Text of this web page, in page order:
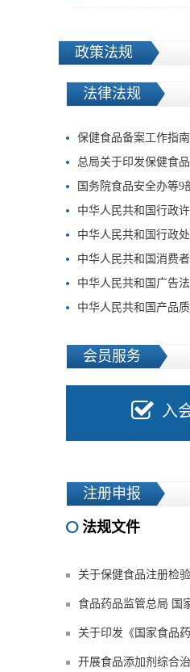
政策法规
法律法规
保健食品备案工作指南
总局关于印发保健食品
国务院食品安全办等9部门关于印发
中华人民共和国行政
中华人民共和国行政
中华人民共和国消费
中华人民共和国广告法
中华人民共和国产品
会员服务
入
注册申报
法规文件